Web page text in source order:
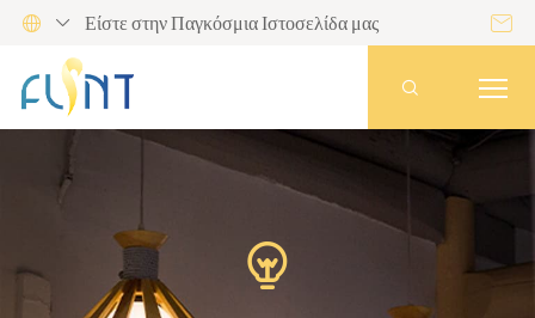
  Είστε στην Παγκόσμια Ιστοσελίδα μας 

